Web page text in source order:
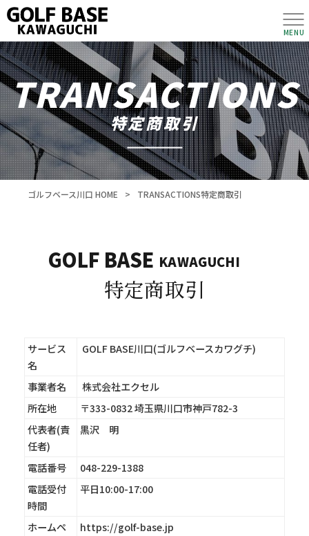
MENU
TRANSACTIONS
特定商取引
ゴルフベース川口 HOME > TRANSACTIONS特定商取引
特定商取引
サービス
名
GOLF BASE川口(ゴルフベースカワグチ)
事業者名
株式会社エクセル
所在地
〒333-0832 埼玉県川口市神戸782-3
代表者(責
任者)
黒沢 明
電話番号
048-229-1388
電話受付
時間
平日10:00-17:00
ホームペ
https://golf-base.jp